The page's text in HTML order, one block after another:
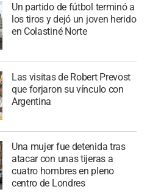
Un partido de fútbol terminó a
los tiros y dejó un joven herido
en Colastiné Norte
Las visitas de Robert Prevost
que forjaron su vínculo con
Argentina
Una mujer fue detenida tras
atacar con unas tijeras a
cuatro hombres en pleno
centro de Londres